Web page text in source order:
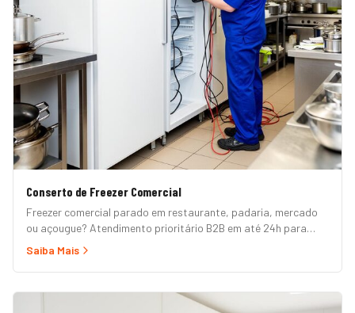
Conserto de Freezer Comercial
Freezer comercial parado em restaurante, padaria, mercado
ou açougue? Atendimento prioritário B2B em até 24h para
horizontal, vertical, expositor, ilha refrigerada e câmara fria.
Saiba Mais